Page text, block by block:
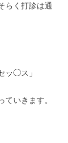
らく打診は通
ッ◯ス」
ていきます。